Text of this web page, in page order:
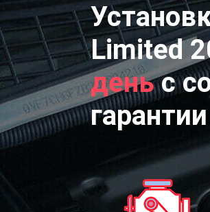
Limited
деньс
гарантии